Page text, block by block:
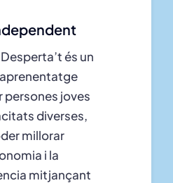
és un
joves
diverses,
millorar
i la
mitjançant